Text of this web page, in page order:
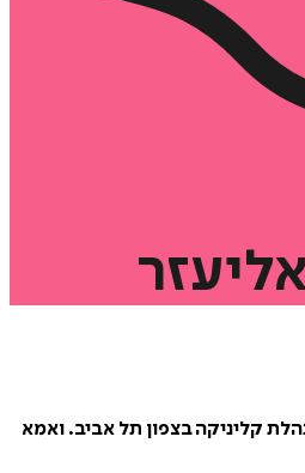
קליניקה בצפון תל אביב. ואמא